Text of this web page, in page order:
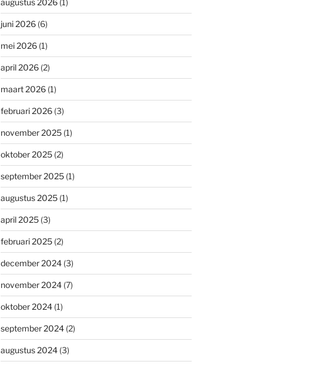
juni 2026(6)
mei 2026(1)
april 2026(2)
maart 2026(1)
februari 2026(3)
november 2025(1)
oktober 2025(2)
september 2025(1)
augustus 2025(1)
april 2025(3)
februari 2025(2)
december 2024(3)
november 2024(7)
oktober 2024(1)
september 2024(2)
augustus 2024(3)